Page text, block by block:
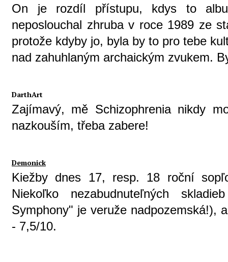
On je rozdíl přístupu, kdys to
neposlouchal zhruba v roce 1989 ze
protože kdyby jo, byla by to pro tebe
nad zahuhlaným archaickým zvukem.
DarthArt
Zajímavý, mě Schizophrenia nikdy
nazkouším, třeba zabere!
Demonick
Kiežby dnes 17, resp. 18 roční
Niekoľko nezabudnuteľných
Symphony" je veruže nadpozemská!),
- 7,5/10.